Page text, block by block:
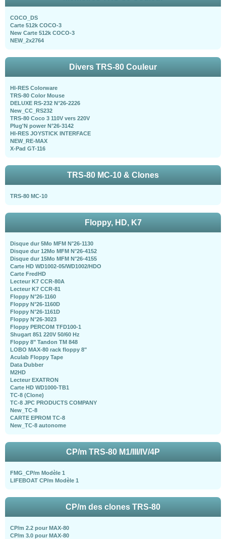
COCO_DS
Carte 512k COCO-3
New Carte 512k COCO-3
NEW_2x2764
Divers TRS-80 Couleur
HI-RES Colorware
TRS-80 Color Mouse
DELUXE RS-232 N°26-2226
New_CC_RS232
TRS-80 Coco 3 110V vers 220V
Plug'N power N°26-3142
HI-RES JOYSTICK INTERFACE
NEW_RE-MAX
X-Pad GT-116
TRS-80 MC-10 & Clones
TRS-80 MC-10
Floppy, HD, K7
Disque dur 5Mo MFM N°26-1130
Disque dur 12Mo MFM N°26-4152
Disque dur 15Mo MFM N°26-4155
Carte HD WD1002-05/WD1002/HDO
Carte FredHD
Lecteur K7 CCR-80A
Lecteur K7 CCR-81
Floppy N°26-1160
Floppy N°26-1160D
Floppy N°26-1161D
Floppy N°26-3023
Floppy PERCOM TFD100-1
Shugart 851 220V 50/60 Hz
Floppy 8" Tandon TM 848
LOBO MAX-80 rack floppy 8"
Aculab Floppy Tape
Data Dubber
M2HD
Lecteur EXATRON
Carte HD WD1000-TB1
TC-8 (Clone)
TC-8 JPC PRODUCTS COMPANY
New_TC-8
CARTE EPROM TC-8
New_TC-8 autonome
CP/m TRS-80 M1/III/IV/4P
FMG_CP/m Modèle 1
LIFEBOAT CP/m Modèle 1
CP/m des clones TRS-80
CP/m 2.2 pour MAX-80
CP/m 3.0 pour MAX-80